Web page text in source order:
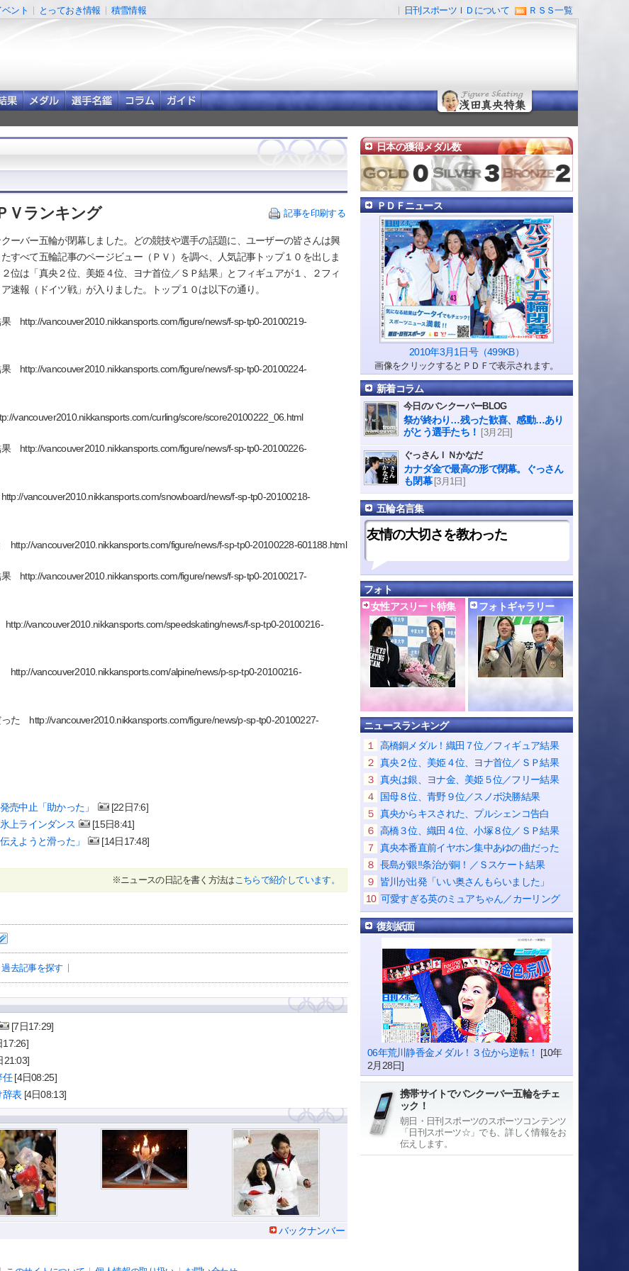
ベント とっておき情報 積雪情報 日刊スポーツＩＤについて ＲＳＳ一覧
Ｖランキング 記事を印刷する
ーバー五輪が閉幕しました。どの競技や選手の話題に、ユーザーの皆さんは興
べて五輪記事のページビュー（ＰＶ）を調べ、人気記事トップ１０を出しま
位は「真央２位、美姫４位、ヨナ首位／ＳＰ結果」とフィギュアが１、２フィ
速報（ドイツ戦」が入りました。トップ１０は以下の通り。
http://vancouver2010.nikkansports.com/figure/news/f-sp-tp0-20100219-
http://vancouver2010.nikkansports.com/figure/news/f-sp-tp0-20100224-
vancouver2010.nikkansports.com/curling/score/score20100222_06.html
http://vancouver2010.nikkansports.com/figure/news/f-sp-tp0-20100226-
vancouver2010.nikkansports.com/snowboard/news/f-sp-tp0-20100218-
vancouver2010.nikkansports.com/figure/news/f-sp-tp0-20100228-601188.html
http://vancouver2010.nikkansports.com/figure/news/f-sp-tp0-20100217-
vancouver2010.nikkansports.com/speedskating/news/f-sp-tp0-20100216-
vancouver2010.nikkansports.com/alpine/news/p-sp-tp0-20100216-
た http://vancouver2010.nikkansports.com/figure/news/p-sp-tp0-20100227-
中止「助かった」
[22日7:6]
上ラインダンス
[15日8:41]
えようと滑った」
[14日17:48]
※ニュースの日記を書く方法はこちらで紹介しています。
過去記事を探す
[7日17:29]
17:26]
21:03]
任[4日08:25]
辞表[4日08:13]
バックナンバー
日本の獲得メダル数
ＰＤＦニュース
2010年3月1日号（499KB）
画像をクリックするとＰＤＦで表示されます。
新着コラム
今日のバンクーバーBLOG
祭が終わり…残った歓喜、感動…あり
がとう選手たち！ [3月2日]
ぐっさんＩＮかなだ
カナダ金で最高の形で閉幕。ぐっさん
も閉幕 [3月1日]
五輪名言集
友情の大切さを教わった
フォト
女性アスリート特集
フォトギャラリー
ニュースランキング
１
高橋銅メダル！織田７位／フィギュア結果
２ 真央２位、美姫４位、ヨナ首位／ＳＰ結果
３ 真央は銀、ヨナ金、美姫５位／フリー結果
４
国母８位、青野９位／スノボ決勝結果
５ 真央からキスされた、プルシェンコ告白
６ 高橋３位、織田４位、小塚８位／ＳＰ結果
７ 真央本番直前イヤホン集中あゆの曲だった
８ 長島が銀!!条治が銅！／Ｓスケート結果
９
皆川が出発「いい奥さんもらいました」
10 可愛すぎる英のミュアちゃん／カーリング
復刻紙面
06年荒川静香金メダル！３位から逆転！
[10年
2月28日]
携帯サイトでバンクーバー五輪をチェ
ック！
朝日・日刊スポーツのスポーツコンテンツ
「日刊スポーツ☆」でも、詳しく情報をお
伝えします。